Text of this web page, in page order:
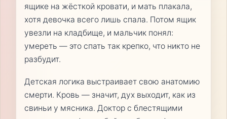
ящике на жёсткой кровати, и мать плакала,
хотя девочка всего лишь спала. Потом ящик
увезли на кладбище, и мальчик понял:
умереть — это спать так крепко, что никто не
разбудит.
Детская логика выстраивает свою анатомию
смерти. Кровь — значит, дух выходит, как из
свиньи у мясника. Доктор с блестящими